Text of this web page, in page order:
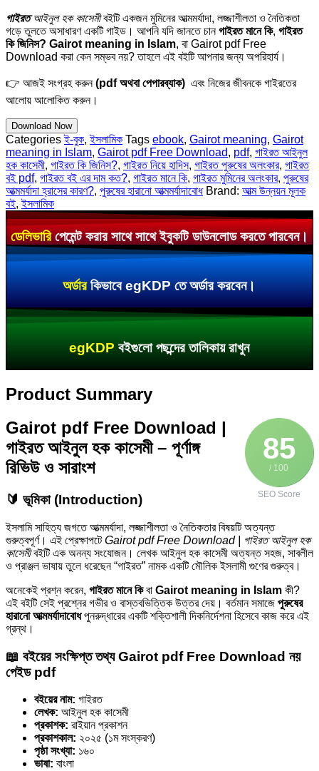
গাইরতআইনুল হক কাসেমীবইটি একজন মুমিনের আত্মমর্যাদা, লজ্জাশীলতা ও নৈতিকতা
গড়ে তুলতে অসাধারণ একটি গাইড। আপনি যদি জানতে চানগাইরত মানে কি, গাইরত
কি জিনিস? Gairot meaning in Islam, বা Gairot pdf Free
Download করা কেন সম্ভব নয়? তাহলে এই বইটি আপনার জন্য অপরিহার্য।
👉 আজই সংগ্রহ করুন(pdf অথবা পেপারব্যাক) এবং নিজের জীবনকে গাইরতের
আলোয় আলোকিত করুন।
Download Now
Categories ই-বুক,ইসলামিক Tags ebook, Gairot meaning, Gairot
meaning in Islam, Gairot pdf Free Download, pdf, গাইরত আইনুল
হক কাসেমী, গাইরত কি জিনিস?, গাইরত নিয়ে হাদিস, গাইরত পুরুষের অলংকার, গাইরত
বই pdf, গাইরত বই এর দাম কত?, গাইরত মানে কি, গাইরত মুমিনের অলংকার, পুরুষের
আত্মমর্যাদা হ্রাসের কারণ?, পুরুষের হারানো আত্মমর্যাদাবোধ Brand: আত্ম উন্নয়ন মূলক
বই,ইসলামিক
ডেলিভারি পেমেন্ট করার সাথে সাথে ইবুকটি ডাউনলোড করতে পারবেন।
অর্ডার কিভাবে egKDP তে অর্ডার করবেন।
egKDP বইগুলো পছন্দের তালিকায় রাখুন
Product Summary
85
/ 100
SEO Score
Gairot pdf Free Download |
গাইরত আইনুল হক কাসেমী – পূর্ণাঙ্গ
রিভিউ ও সারাংশ
🔰 ভূমিকা (Introduction)
ইসলামি সাহিত্য জগতে আত্মমর্যাদা, লজ্জাশীলতা ও নৈতিকতার বিষয়টি অত্যন্ত
গুরুত্বপূর্ণ। এই প্রেক্ষাপটেGairot pdf Free Download | গাইরত আইনুল হক
কাসেমীবইটি এক অনন্য সংযোজন। লেখক আইনুল হক কাসেমী অত্যন্ত সহজ, সাবলীল
ও প্রাঞ্জল ভাষায় তুলে ধরেছেন “গাইরত” নামক একটি মৌলিক ইসলামী গুণের গুরুত্ব।
অনেকেই প্রশ্ন করেন, গাইরত মানে কিবা Gairot meaning in Islam কী?
এই বইটি সেই প্রশ্নের গভীর ও বাস্তবভিত্তিক উত্তর দেয়। বর্তমান সমাজে পুরুষের
হারানো আত্মমর্যাদাবোধপুনরুদ্ধারের একটি শক্তিশালী দিকনির্দেশনা হিসেবে কাজ করে এই
গ্রন্থ।
📖 বইয়ের সংক্ষিপ্ত তথ্য Gairot pdf Free Download নয়
পেইড pdf
বইয়ের নাম: গাইরত
লেখক: আইনুল হক কাসেমী
প্রকাশক: রাইয়ান প্রকাশন
প্রকাশকাল: ২০২৫ (১ম সংস্করণ)
পৃষ্ঠা সংখ্যা: ১৬০
ভাষা: বাংলা